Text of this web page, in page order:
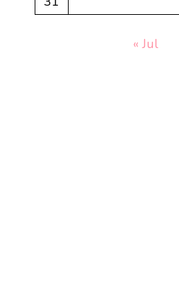
« Jul